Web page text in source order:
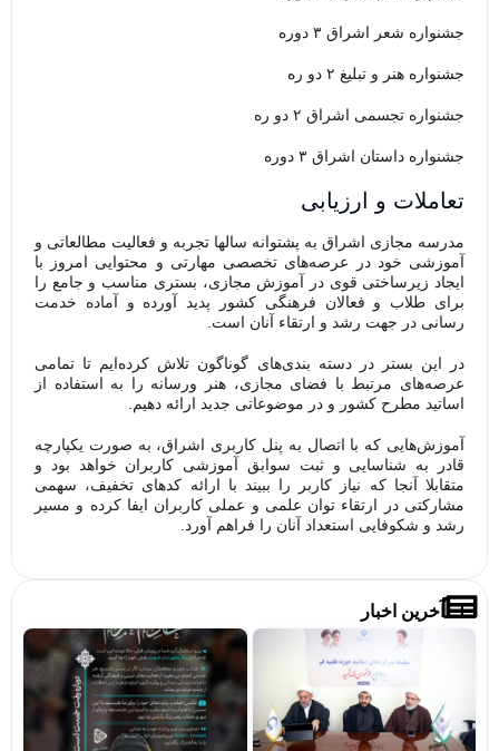
جشنواره شعر اشراق ۳ دوره
جشنواره هنر و تبلیغ ۲ دو ره
جشنواره تجسمی اشراق ۲ دو ره
جشنواره داستان اشراق ۳ دوره
تعاملات و ارزیابی
مدرسه مجازی اشراق به پشتوانه سالها تجربه و فعالیت مطالعاتی و
آموزشی خود در عرصه‌های تخصصی مهارتی و محتوایی امروز با
ایجاد زیرساختی قوی در آموزش مجازی، بستری مناسب و جامع را
برای طلاب و فعالان فرهنگی کشور پدید آورده و آماده خدمت
رسانی در جهت رشد و ارتقاء آنان است.
در این بستر در دسته بندی‌های گوناگون تلاش کرده‌ایم تا تمامی
عرصه‌های مرتبط با فضای مجازی، هنر ورسانه را به استفاده از
اساتید مطرح کشور و در موضوعاتی جدید ارائه دهیم.
آموزش‌هایی که با اتصال به پنل کاربری اشراق، به صورت یکپارچه
قادر به شناسایی و ثبت سوابق آموزشی کاربران خواهد بود و
متقابلا آنجا که نیاز کاربر را ببیند با ارائه کدهای تخفیف، سهمی
مشارکتی در ارتقاء توان علمی و عملی کاربران ایفا کرده و مسیر
رشد و شکوفایی استعداد آنان را فراهم آورد.
آخرین اخبار
تصاویر/
میزگردهای
تخصصی با
موضوع
خونخواهی
خون قائد